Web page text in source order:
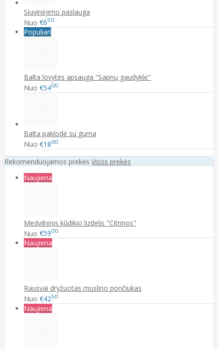
Siuvinėjimo paslauga
Nuo €650
Populiari
Balta lovytės apsauga "Sapnų gaudyklė"
Nuo €5400
Balta paklodė su guma
Nuo €1800
Rekomenduojamos prekės Visos prekės
Naujiena
Medvilninis kūdikio lizdelis "Citrinos"
Nuo €5900
Naujiena
Rausvai dryžuotas muslino pončiukas
Nuo €4250
Naujiena